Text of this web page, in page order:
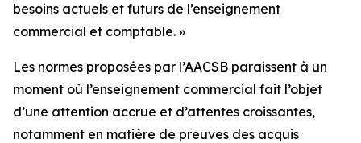
besoins actuels et futurs de l’enseignement
commercial et comptable. »
Les normes proposées par l’AACSB paraissent à un
moment où l’enseignement commercial fait l’objet
d’une attention accrue et d’attentes croissantes,
notamment en matière de preuves des acquis